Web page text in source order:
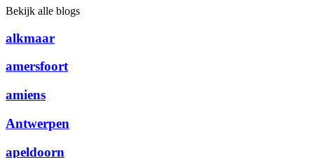
Bekijk alle blogs
alkmaar
amersfoort
amiens
Antwerpen
apeldoorn